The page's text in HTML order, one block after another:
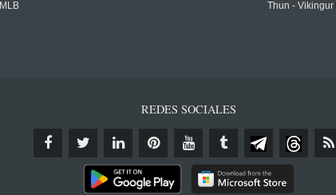
MLB
Thun -
REDES SOCIALES